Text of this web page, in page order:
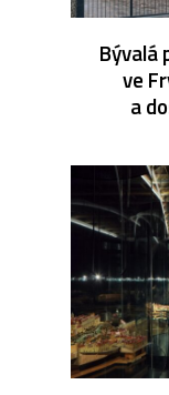
Bývalá
ve
a